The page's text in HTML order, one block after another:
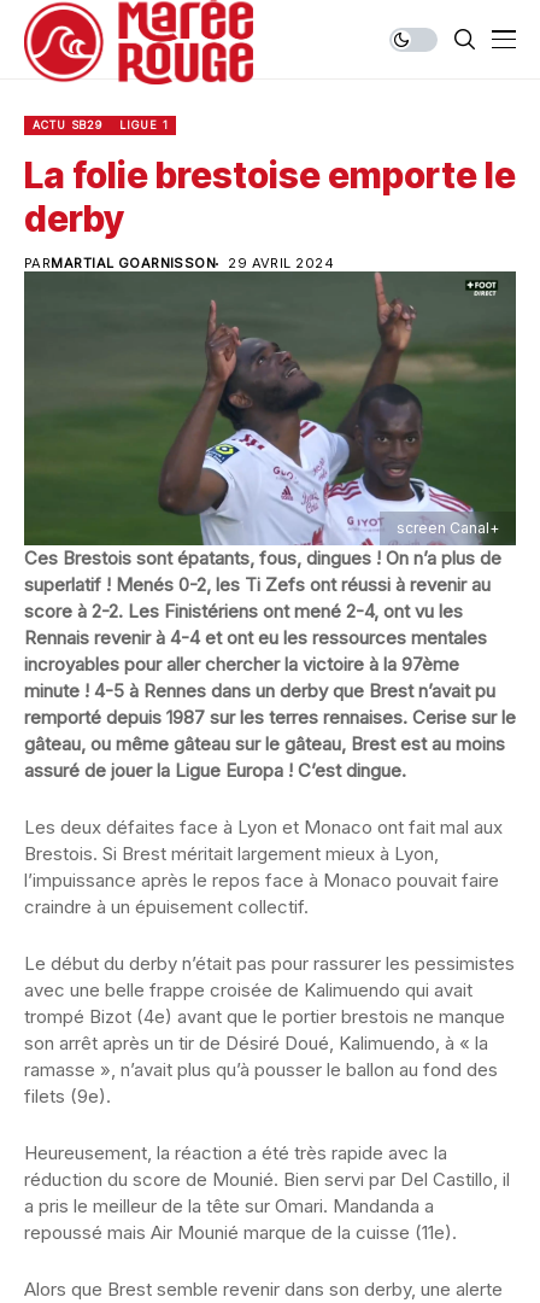
ACTU SB29 LIGUE 1
La folie brestoise emporte le
derby
PARMARTIAL GOARNISSON 29 AVRIL 2024
screen Canal+
Ces Brestois sont épatants, fous, dingues ! On n’a plus de
superlatif ! Menés 0-2, les Ti Zefs ont réussi à revenir au
score à 2-2. Les Finistériens ont mené 2-4, ont vu les
Rennais revenir à 4-4 et ont eu les ressources mentales
incroyables pour aller chercher la victoire à la 97ème
minute ! 4-5 à Rennes dans un derby que Brest n’avait pu
remporté depuis 1987 sur les terres rennaises. Cerise sur le
gâteau, ou même gâteau sur le gâteau, Brest est au moins
assuré de jouer la Ligue Europa ! C’est dingue.
Les deux défaites face à Lyon et Monaco ont fait mal aux
Brestois. Si Brest méritait largement mieux à Lyon,
l’impuissance après le repos face à Monaco pouvait faire
craindre à un épuisement collectif.
Le début du derby n’était pas pour rassurer les pessimistes
avec une belle frappe croisée de Kalimuendo qui avait
trompé Bizot (4e) avant que le portier brestois ne manque
son arrêt après un tir de Désiré Doué, Kalimuendo, à « la
ramasse », n’avait plus qu’à pousser le ballon au fond des
filets (9e).
Heureusement, la réaction a été très rapide avec la
réduction du score de Mounié. Bien servi par Del Castillo, il
a pris le meilleur de la tête sur Omari. Mandanda a
repoussé mais Air Mounié marque de la cuisse (11e).
Alors que Brest semble revenir dans son derby, une alerte